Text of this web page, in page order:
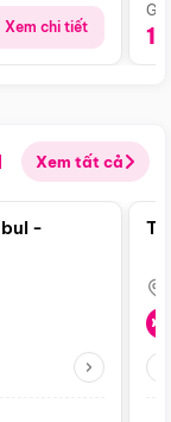
Xem chi tiết
Xem tất cả
nổi bật
-